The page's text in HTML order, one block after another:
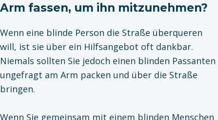
Arm fassen, um ihn mitzunehmen?
Wenn eine blinde Person die Straße überqueren
will, ist sie über ein Hilfsangebot oft dankbar.
Niemals sollten Sie jedoch einen blinden Passanten
ungefragt am Arm packen und über die Straße
bringen.
Wenn Sie gemeinsam mit einem blinden Menschen